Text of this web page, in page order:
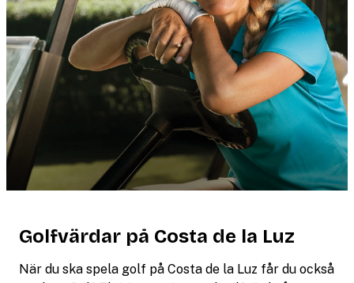
Golfvärdar på Costa de la Luz
När du ska spela golf på Costa de la Luz får du också